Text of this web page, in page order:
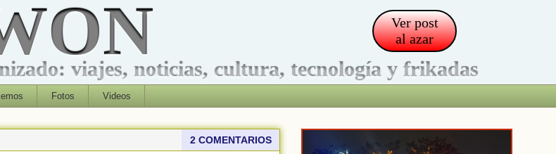
Ver post
al azar
viajes, noticias, cultura, tecnología y frikadas
Fotos Videos
2 COMENTARIOS